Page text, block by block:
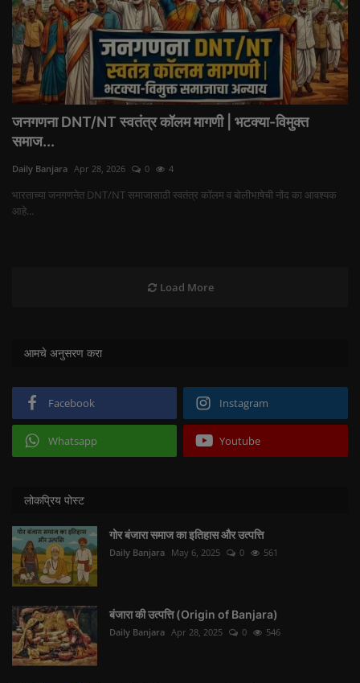
जनगणना DNT/NT स्वतंत्र कॉलम मागणी | भटक्या-विमुक्त
समाज...
Daily Banjara Apr 28, 2026 0 4
भारताच्या जनगणनेत DNT/NT समाजासाठी स्वतंत्र कॉलम व बोलीभाषेची नोंद का आवश्यक
आहे...
Load More
आमचे अनुसरण करा
Facebook Instagram
Whatsapp Youtube
लोकप्रिय पोस्ट
गोर बंजारा समाज का इतिहास और उत्पत्ति
Daily Banjara May 6, 2025 0 561
बंजारा की उत्पत्ति (Origin of Banjara)
Daily Banjara Apr 28, 2025 0 546